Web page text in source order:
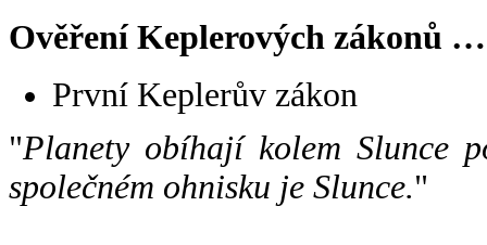
Ověření Keplerových zákonů …
První Keplerův zákon
"Planety obíhají kolem Slunce
společném ohnisku je Slunce."